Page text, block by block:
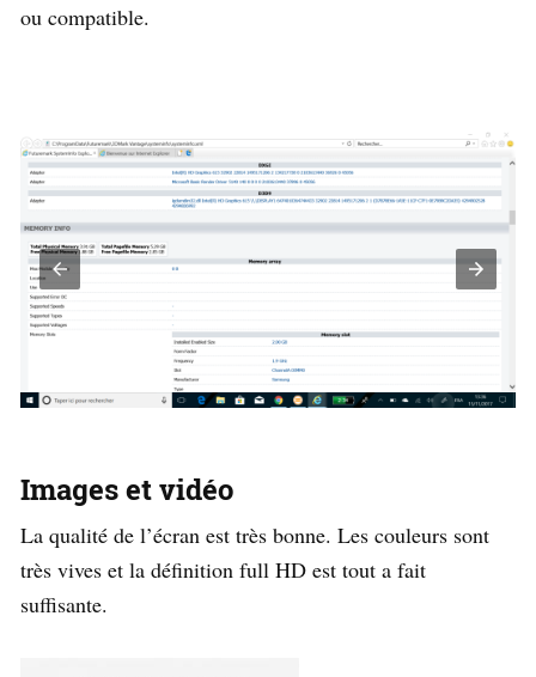
ou compatible.
Images et vidéo
La qualité de l’écran est très bonne. Les couleurs sont
très vives et la définition full HD est tout a fait
suffisante.